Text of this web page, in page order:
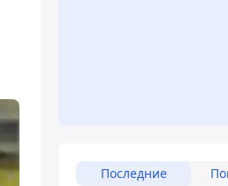
Последние